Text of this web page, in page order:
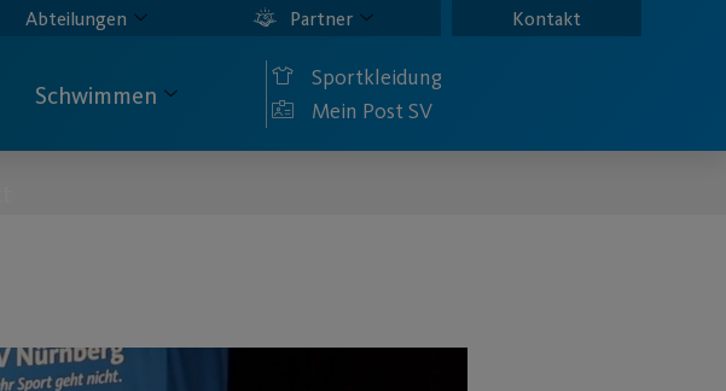
Abteilungen Partner Kontakt
Schwimmen
Sportkleidung
Mein Post SV